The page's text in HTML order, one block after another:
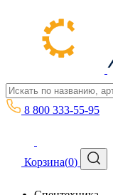
8 800 333-55-95
Корзина(0)